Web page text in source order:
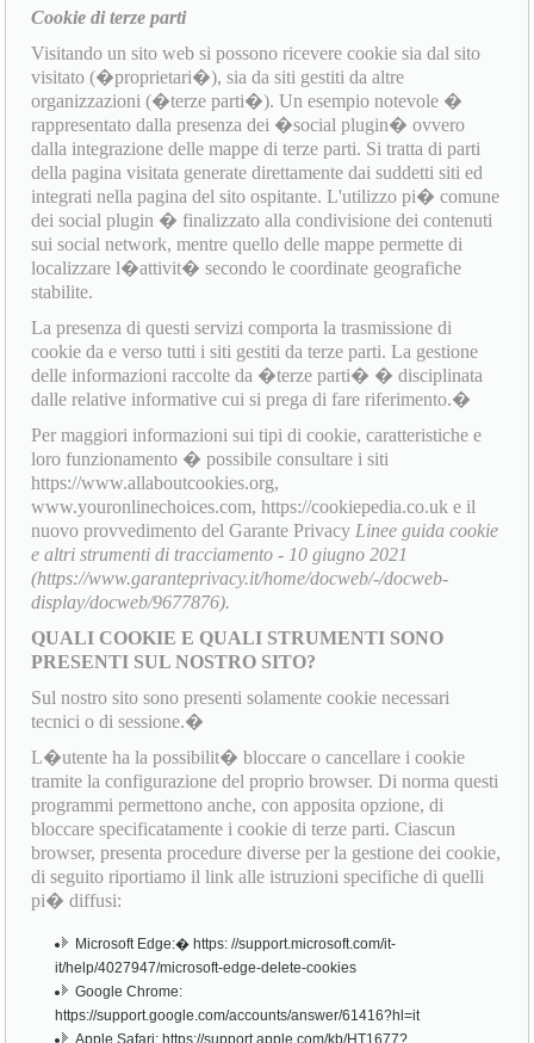
Cookie di terze parti
Visitando un sito web si possono ricevere cookie sia dal sito
visitato (�proprietari�), sia da siti gestiti da altre
organizzazioni (�terze parti�). Un esempio notevole �
rappresentato dalla presenza dei �social plugin� ovvero
dalla integrazione delle mappe di terze parti. Si tratta di parti
della pagina visitata generate direttamente dai suddetti siti ed
integrati nella pagina del sito ospitante. L'utilizzo pi� comune
dei social plugin � finalizzato alla condivisione dei contenuti
sui social network, mentre quello delle mappe permette di
localizzare l�attivit� secondo le coordinate geografiche
stabilite.
La presenza di questi servizi comporta la trasmissione di
cookie da e verso tutti i siti gestiti da terze parti. La gestione
delle informazioni raccolte da �terze parti� � disciplinata
dalle relative informative cui si prega di fare riferimento.�
Per maggiori informazioni sui tipi di cookie, caratteristiche e
loro funzionamento � possibile consultare i siti
https://www.allaboutcookies.org,
www.youronlinechoices.com, https://cookiepedia.co.uk e il
nuovo provvedimento del Garante Privacy Linee guida cookie
e altri strumenti di tracciamento - 10 giugno 2021
(https://www.garanteprivacy.it/home/docweb/-/docweb-
display/docweb/9677876).
QUALI COOKIE E QUALI STRUMENTI SONO
PRESENTI SUL NOSTRO SITO?
Sul nostro sito sono presenti solamente cookie necessari
tecnici o di sessione.�
L�utente ha la possibilit� bloccare o cancellare i cookie
tramite la configurazione del proprio browser. Di norma questi
programmi permettono anche, con apposita opzione, di
bloccare specificatamente i cookie di terze parti. Ciascun
browser, presenta procedure diverse per la gestione dei cookie,
di seguito riportiamo il link alle istruzioni specifiche di quelli
pi� diffusi:
Microsoft Edge:� https: //support.microsoft.com/it-
it/help/4027947/microsoft-edge-delete-cookies
Google Chrome:
https://support.google.com/accounts/answer/61416?hl=it
Apple Safari: https://support.apple.com/kb/HT1677?